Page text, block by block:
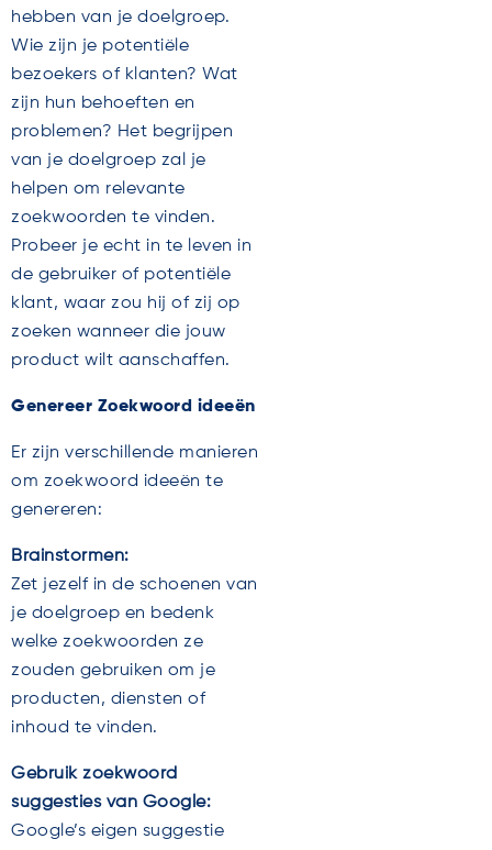
hebben van je doelgroep.
Wie zijn je potentiële
bezoekers of klanten? Wat
zijn hun behoeften en
problemen? Het begrijpen
van je doelgroep zal je
helpen om relevante
zoekwoorden te vinden.
Probeer je echt in te leven in
de gebruiker of potentiële
klant, waar zou hij of zij op
zoeken wanneer die jouw
product wilt aanschaffen.
Genereer Zoekwoord ideeën
Er zijn verschillende manieren
om zoekwoord ideeën te
genereren:
Brainstormen:
Zet jezelf in de schoenen van
je doelgroep en bedenk
welke zoekwoorden ze
zouden gebruiken om je
producten, diensten of
inhoud te vinden.
Gebruik zoekwoord
suggesties van Google:
Google’s eigen suggestie